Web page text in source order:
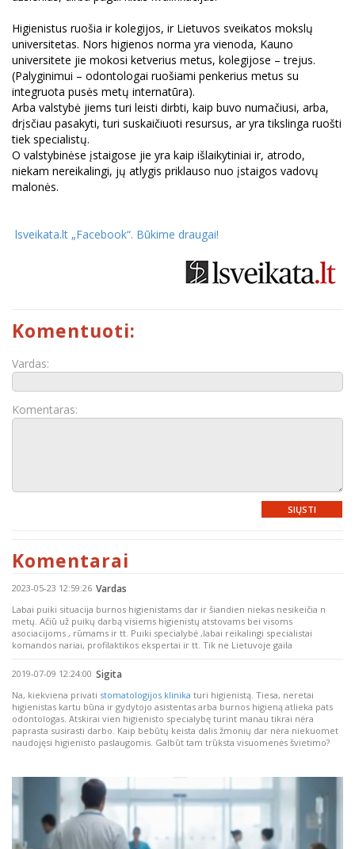
Higienistus ruošia ir kolegijos, ir Lietuvos sveikatos mokslų
universitetas. Nors higienos norma yra vienoda, Kauno
universitete jie mokosi ketverius metus, kolegijose – trejus.
(Palyginimui – odontologai ruošiami penkerius metus su
integruota pusės metų internatūra).
Arba valstybė jiems turi leisti dirbti, kaip buvo numačiusi, arba,
drįsčiau pasakyti, turi suskaičiuoti resursus, ar yra tikslinga ruošti
tiek specialistų.
O valstybinėse įstaigose jie yra kaip išlaikytiniai ir, atrodo,
niekam nereikalingi, jų atlygis priklauso nuo įstaigos vadovų
malonės.
lsveikata.lt „Facebook“. Būkime draugai!
Komentuoti:
Vardas:
Komentaras:
SIŲSTI
Komentarai
2023-05-23 12:59:26 Vardas
Labai puiki situacija burnos higienistams dar ir šiandien niekas nesikeičia n
metų. Ačiū už puikų darbą visiems higienistų atstovams bei visoms
asociacijoms , rūmams ir tt. Puiki specialybė ,labai reikalingi specialistai
komandos nariai, profilaktikos ekspertai ir tt. Tik ne Lietuvoje gaila
2019-07-09 12:24:00 Sigita
Na, kiekviena privati stomatologijos klinika turi higienistą. Tiesa, neretai
higienistas kartu būna ir gydytojo asistentas arba burnos higieną atlieka pats
odontologas. Atskirai vien higienisto specialybę turint manau tikrai nėra
paprasta susirasti darbo. Kaip bebūtų keista dalis žmonių dar nėra niekuomet
naudojęsi higienisto paslaugomis. Galbūt tam trūksta visuomenės švietimo?